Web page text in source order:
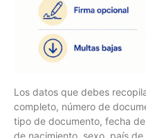
Los datos que debes
completo, número de
tipo de documento, fecha
de nacimiento, sexo, país